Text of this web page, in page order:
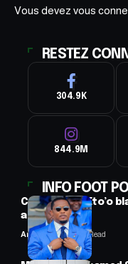
Vous devez vous
RESTEZ
304.9K
844.9M
INFO FOOT
CAF : Samuel Eto’o
annulées
Anselme AVI2 Min Read